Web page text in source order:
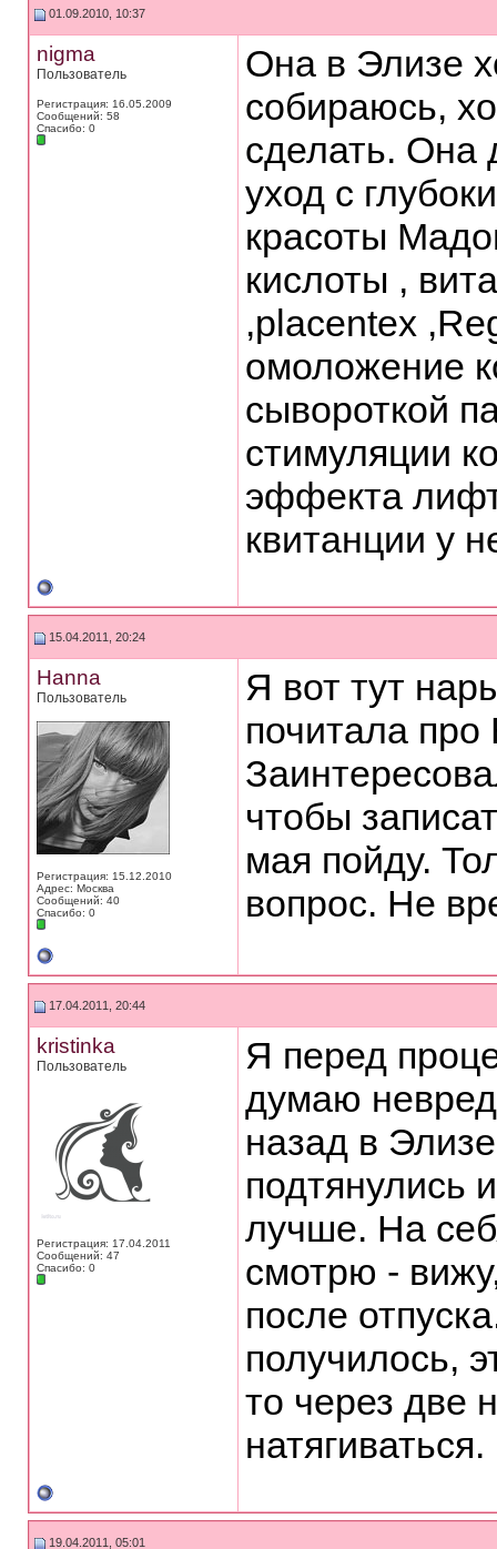
01.09.2010, 10:37
nigma
Пользователь
Регистрация: 16.05.2009
Сообщений: 58
Спасибо: 0
Она в Элизе
собираюсь,
сделать. Она
уход с
красоты
кислоты ,
,placentex
омоложение
сывороткой
стимуляции
эффекта
квитанции у
15.04.2011, 20:24
Hanna
Пользователь
Регистрация: 15.12.2010
Адрес: Москва
Сообщений: 40
Спасибо: 0
Я вот тут
почитала
чтобы
мая пойду.
вопрос. Не
17.04.2011, 20:44
kristinka
Пользователь
Регистрация: 17.04.2011
Сообщений: 47
Спасибо: 0
Я перед
думаю
назад в
подтянулись
лучше. На
смотрю -
после
получилось,
то через две
натягиваться.
19.04.2011, 05:01